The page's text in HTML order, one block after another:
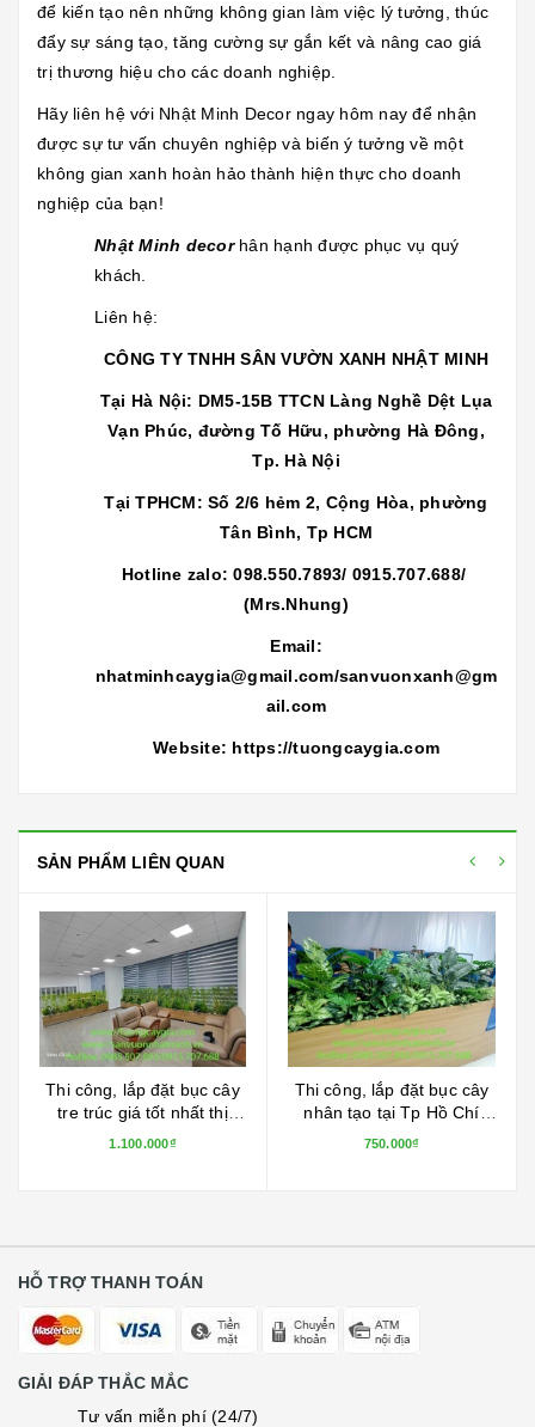
để kiến tạo nên những không gian làm việc lý tưởng, thúc
đẩy sự sáng tạo, tăng cường sự gắn kết và nâng cao giá
trị thương hiệu cho các doanh nghiệp.
Hãy liên hệ với Nhật Minh Decor ngay hôm nay để nhận
được sự tư vấn chuyên nghiệp và biến ý tưởng về một
không gian xanh hoàn hảo thành hiện thực cho doanh
nghiệp của bạn!
Nhật Minh decorhân hạnh được phục vụ quý
khách.
Liên hệ:
CÔNG TY TNHH SÂN VƯỜN XANH NHẬT MINH
Tại Hà Nội: DM5-15B TTCN Làng Nghề Dệt Lụa
Vạn Phúc, đường Tố Hữu, phường Hà Đông,
Tp. Hà Nội
Tại TPHCM: Số 2/6 hẻm 2, Cộng Hòa, phường
Tân Bình, Tp HCM
Hotline zalo: 098.550.7893/ 0915.707.688/
(Mrs.Nhung)
Email:
nhatminhcaygia@gmail.com/sanvuonxanh@gm
ail.com
Website: https://tuongcaygia.com
SẢN PHẨM LIÊN QUAN
Thi công, lắp đặt bục cây
nhân tạo tại Tp Hồ Chí
Minh
750.000₫
Decor bục cây nhân tạo tại
Công ty KOSATEC số 68
Phan Đăng Lưu - Phú
750.000₫
HỖ TRỢ THANH TOÁN
GIẢI ĐÁP THẮC MẮC
Tư vấn miễn phí (24/7)